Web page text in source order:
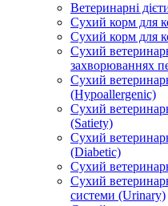
Ветеринарні
Сухий корм для
Сухий корм для
Сухий
захворюваннях
Сухий
(Hypoallergenic)
Сухий
(Satiety)
Сухий
(Diabetic)
Сухий
Сухий
системи (Urinary)